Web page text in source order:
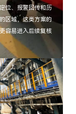
位、报警回传和历
区域，这类方案的
容易进入后续复核